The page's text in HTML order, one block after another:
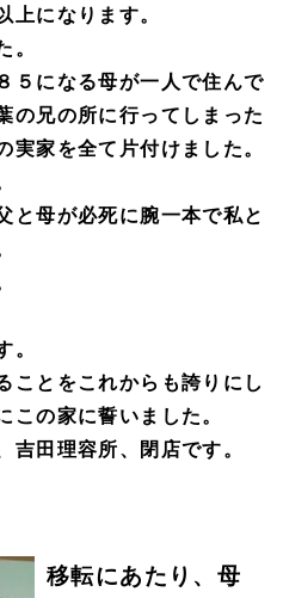
上になります。
。
５になる母が一人で住んで
の兄の所に行ってしまった
実家を全て片付けました。
と母が必死に腕一本で私と
。
ことをこれからも誇りにし
この家に誓いました。
吉田理容所、閉店です。
移転にあたり、母